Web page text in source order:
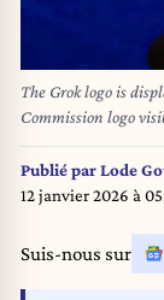
The Grok logo is
Commission logo
Taken in Brussels,
USA) *** Strictly for
Publié parLode
12 janvier 2026 à
Suis-nous sur